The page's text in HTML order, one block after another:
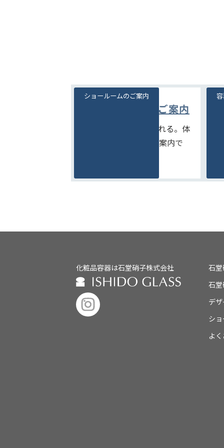
ショールームのご案内
見て、触れて、比べられる。体
験型ショールームのご案内で
ショールームのご案内
化粧品容器は石堂硝子株式会社
石
石
デ
シ
よ